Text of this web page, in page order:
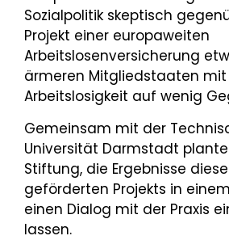
Sozialpolitik skeptisch
Projekt einer europaweiten
Arbeitslosenversicherung
ärmeren Mitgliedstaaten
Arbeitslosigkeit auf wenig
Gemeinsam mit der
Universität Darmstadt
Stiftung, die Ergebnisse
geförderten Projekts in
einen Dialog mit der Praxis
lassen.